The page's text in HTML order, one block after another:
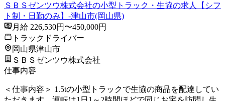
ＳＢＳゼンツウ株式会社の小型トラック・生協の求人【シフ
ト制・日勤のみ】-津山市(岡山県)
月給 226,530円〜450,000円
トラックドライバー
岡山県津山市
ＳＢＳゼンツウ株式会社
仕事内容
＜仕事内容＞ 1.5tの小型トラックで生協の商品を配達してい